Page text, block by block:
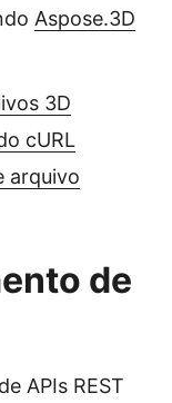
Aspose.3D
3D
cURL
arquivo
de
APIs REST